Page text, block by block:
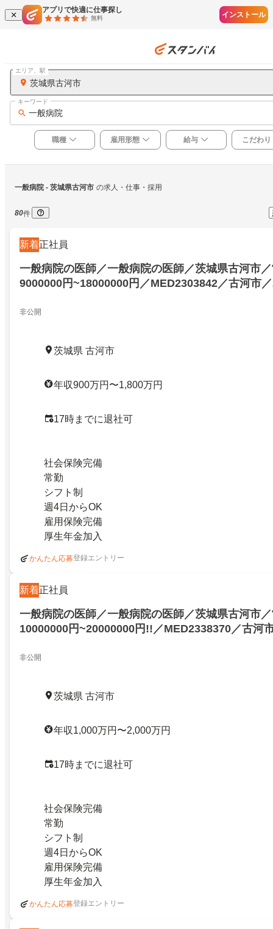
アプリで快適に仕事探し
無料 インストール
茨城県古河市
エリア、駅
一般病院
キーワード
職種 雇用形態 給与 こだわり
一般病院 - 茨城県古河市 の求人・仕事・採用
80件
新着正社員
一般病院の医師／一般病院の医師／茨城県古河市
9000000円~18000000円／MED2303842／古河市
非公開
茨城県 古河市
年収900万円〜1,800万円
17時までに退社可
社会保険完備
常勤
シフト制
週4日からOK
雇用保険完備
厚生年金加入
かんたん応募登録エントリー
新着正社員
一般病院の医師／一般病院の医師／茨城県古河市
10000000円~20000000円!!／MED2338370／古河
非公開
茨城県 古河市
年収1,000万円〜2,000万円
17時までに退社可
社会保険完備
常勤
シフト制
週4日からOK
雇用保険完備
厚生年金加入
かんたん応募登録エントリー